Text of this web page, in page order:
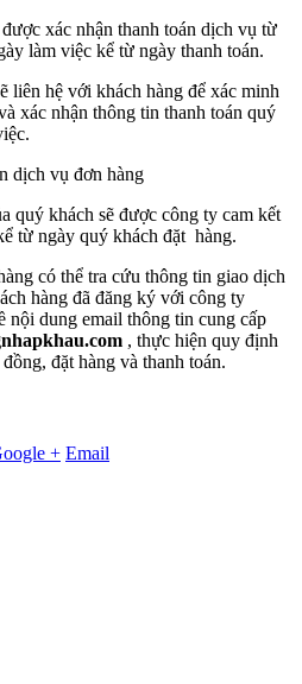
xác nhận thanh toán dịch vụ từ
làm việc kể từ ngày thanh toán.
hệ với khách hàng để xác minh
xác nhận thông tin thanh toán quý
dịch vụ đơn hàng
quý khách sẽ được công ty cam kết
từ ngày quý khách đặt hàng.
có thể tra cứu thông tin giao dịch
hàng đã đăng ký với công ty
nội dung email thông tin cung cấp
, thực hiện quy định
đặt hàng và thanh toán.
+ Email